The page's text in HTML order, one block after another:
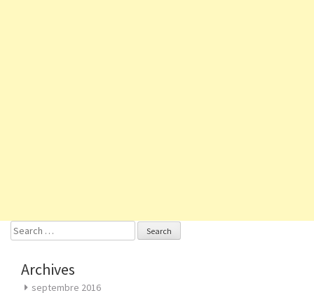
Search
Archives
septembre 2016